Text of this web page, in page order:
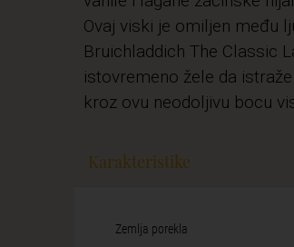
Ovaj viski je omiljen među
Bruichladdich The Classic
istovremeno žele da
kroz ovu neodoljivu bocu
Karakteristike
Zemlja porekla